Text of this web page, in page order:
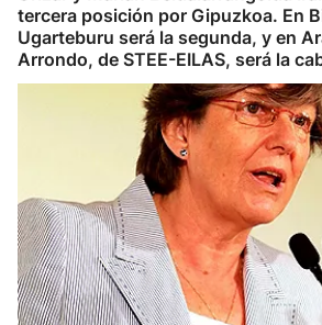
tercera posición por Gipuzkoa. En
Ugarteburu será la segunda, y en
Arrondo, de STEE-EILAS, será la